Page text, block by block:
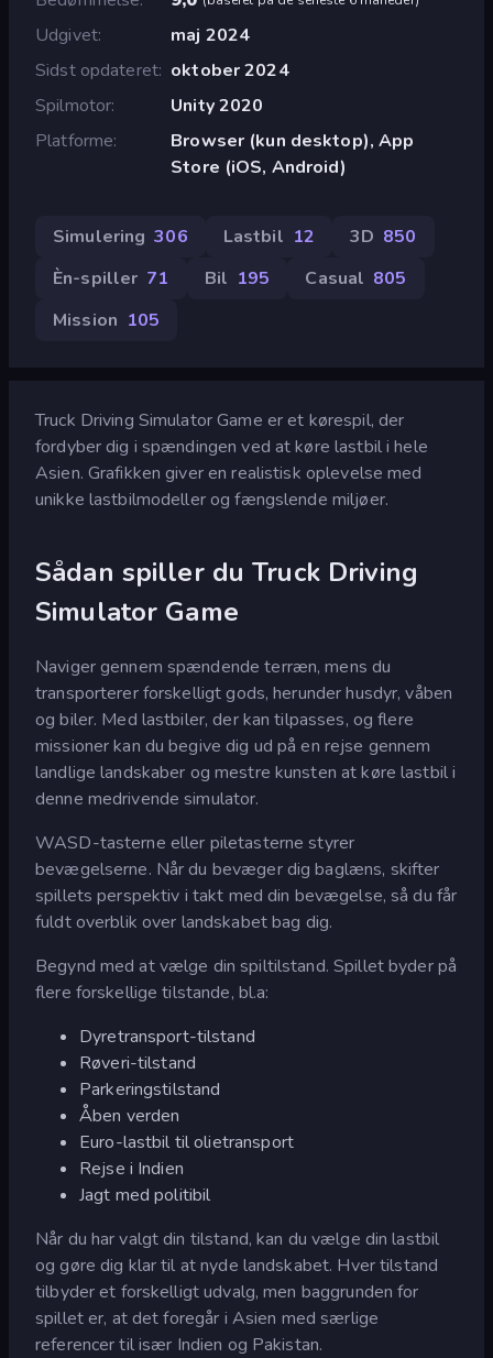
Udgivet
maj 2024
Sidst opdateret oktober 2024
Spilmotor
Unity 2020
Platforme
Browser (kun desktop), App
Store (iOS, Android)
Simulering 306 Lastbil 12 3D 850
Èn-spiller 71 Bil 195 Casual 805
Mission 105
Truck Driving Simulator Game er et kørespil, der
fordyber dig i spændingen ved at køre lastbil i hele
Asien. Grafikken giver en realistisk oplevelse med
unikke lastbilmodeller og fængslende miljøer.
Sådan spiller du Truck Driving
Simulator Game
Naviger gennem spændende terræn, mens du
transporterer forskelligt gods, herunder husdyr, våben
og biler. Med lastbiler, der kan tilpasses, og flere
missioner kan du begive dig ud på en rejse gennem
landlige landskaber og mestre kunsten at køre lastbil i
denne medrivende simulator.
WASD-tasterne eller piletasterne styrer
bevægelserne. Når du bevæger dig baglæns, skifter
spillets perspektiv i takt med din bevægelse, så du får
fuldt overblik over landskabet bag dig.
Begynd med at vælge din spiltilstand. Spillet byder på
flere forskellige tilstande, bl.a:
Dyretransport-tilstand
Røveri-tilstand
Parkeringstilstand
Åben verden
Euro-lastbil til olietransport
Rejse i Indien
Jagt med politibil
Når du har valgt din tilstand, kan du vælge din lastbil
og gøre dig klar til at nyde landskabet. Hver tilstand
tilbyder et forskelligt udvalg, men baggrunden for
spillet er, at det foregår i Asien med særlige
referencer til især Indien og Pakistan.